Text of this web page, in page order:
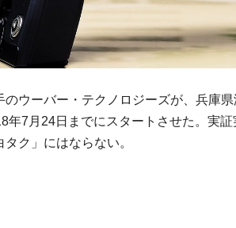
のウーバー・テクノロジーズが、兵庫
年7月24日までにスタートさせた。実
ク」にはならない。